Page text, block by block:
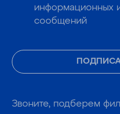
информационных
сообщений
Звоните, подберем